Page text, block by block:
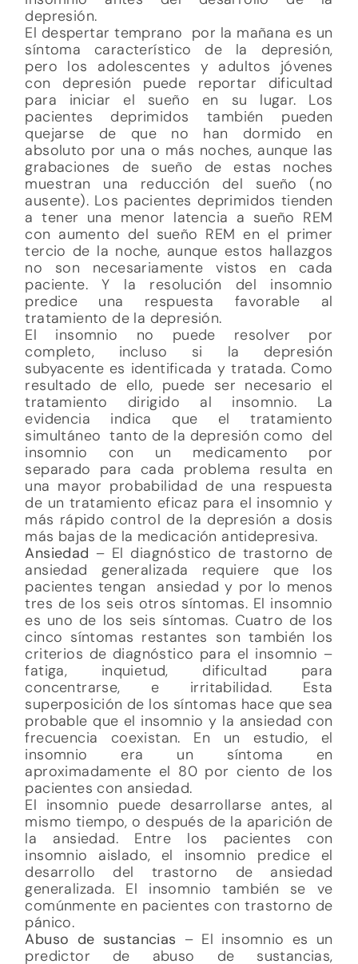
depresión.
El despertar temprano por la mañana es un
síntoma característico de la depresión,
pero los adolescentes y adultos jóvenes
con depresión puede reportar dificultad
para iniciar el sueño en su lugar. Los
pacientes deprimidos también pueden
quejarse de que no han dormido en
absoluto por una o más noches, aunque las
grabaciones de sueño de estas noches
muestran una reducción del sueño (no
ausente). Los pacientes deprimidos tienden
a tener una menor latencia a sueño REM
con aumento del sueño REM en el primer
tercio de la noche, aunque estos hallazgos
no son necesariamente vistos en cada
paciente. Y la resolución del insomnio
predice una respuesta favorable al
tratamiento de la depresión.
El insomnio no puede resolver por
completo, incluso si la depresión
subyacente es identificada y tratada. Como
resultado de ello, puede ser necesario el
tratamiento dirigido al insomnio. La
evidencia indica que el tratamiento
simultáneo tanto de la depresión como del
insomnio con un medicamento por
separado para cada problema resulta en
una mayor probabilidad de una respuesta
de un tratamiento eficaz para el insomnio y
más rápido control de la depresión a dosis
más bajas de la medicación antidepresiva.
Ansiedad – El diagnóstico de trastorno de
ansiedad generalizada requiere que los
pacientes tengan ansiedad y por lo menos
tres de los seis otros síntomas. El insomnio
es uno de los seis síntomas. Cuatro de los
cinco síntomas restantes son también los
criterios de diagnóstico para el insomnio –
fatiga, inquietud, dificultad para
concentrarse, e irritabilidad. Esta
superposición de los síntomas hace que sea
probable que el insomnio y la ansiedad con
frecuencia coexistan. En un estudio, el
insomnio era un síntoma en
aproximadamente el 80 por ciento de los
pacientes con ansiedad.
El insomnio puede desarrollarse antes, al
mismo tiempo, o después de la aparición de
la ansiedad. Entre los pacientes con
insomnio aislado, el insomnio predice el
desarrollo del trastorno de ansiedad
generalizada. El insomnio también se ve
comúnmente en pacientes con trastorno de
pánico.
Abuso de sustancias – El insomnio es un
predictor de abuso de sustancias,